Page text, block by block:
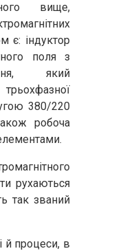
вище,
є: індуктор
поля з
який
380/220
робоча
рухаються
так званий
й процеси, в